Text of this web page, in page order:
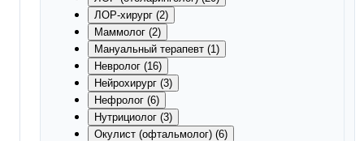
ЛОР-хирург (2)
Маммолог (2)
Мануальный терапевт (1)
Невролог (16)
Нейрохирург (3)
Нефролог (6)
Нутрициолог (3)
Окулист (офтальмолог) (6)